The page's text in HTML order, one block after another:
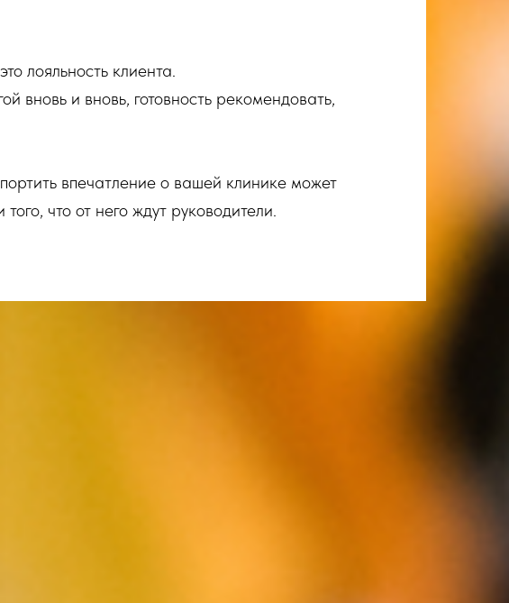
лояльность клиента.
вновь и вновь, готовность рекомендовать,
впечатление о вашей клинике может
что от него ждут руководители.